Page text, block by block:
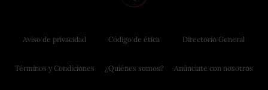
Aviso de privacidad
Términos y Condiciones
Código de ética
¿Quiénes somos?
Directorio General
Anúnciate con nosotros